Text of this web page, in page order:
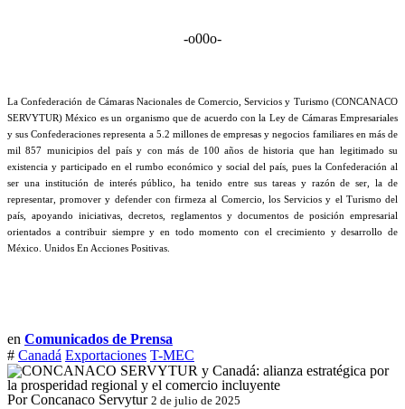
-o00o-
La Confederación de Cámaras Nacionales de Comercio, Servicios y Turismo (CONCANACO
SERVYTUR) México es un organismo que de acuerdo con la Ley de Cámaras Empresariales
y sus Confederaciones representa a 5.2 millones de empresas y negocios familiares en más de
mil 857 municipios del país y con más de 100 años de historia que han legitimado su
existencia y participado en el rumbo económico y social del país, pues la Confederación al
ser una institución de interés público, ha tenido entre sus tareas y razón de ser, la de
representar, promover y defender con firmeza al Comercio, los Servicios y el Turismo del
país, apoyando iniciativas, decretos, reglamentos y documentos de posición empresarial
orientados a contribuir siempre y en todo momento con el crecimiento y desarrollo de
México. Unidos En Acciones Positivas.
en Comunicados de Prensa
# Canadá Exportaciones T-MEC
Por Concanaco Servytur 2 de julio de 2025